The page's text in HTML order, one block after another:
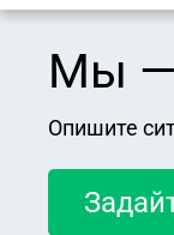
Мы —
Опишите